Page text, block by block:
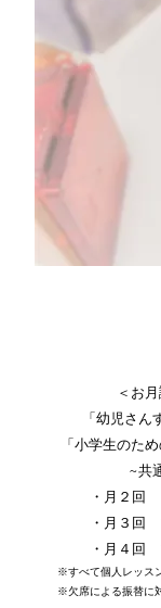
＜お月
「幼児さん
「小学生のた
~共
・月２回
・月３回
・月４回
※すべて個人レッス
※欠席による​振替に